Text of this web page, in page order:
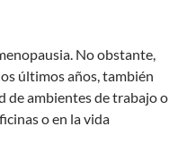
No obstante,
últimos años, también
de ambientes de trabajo o
o en la vida